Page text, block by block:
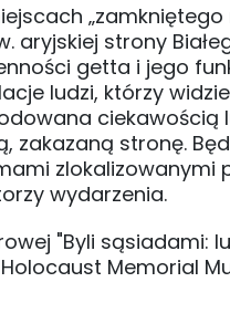
aryjskiej strony
getta i jego
ludzi, którzy
zakazaną stronę.
zlokalizowanymi
wydarzenia.
"Byli sąsiadami:
Memorial